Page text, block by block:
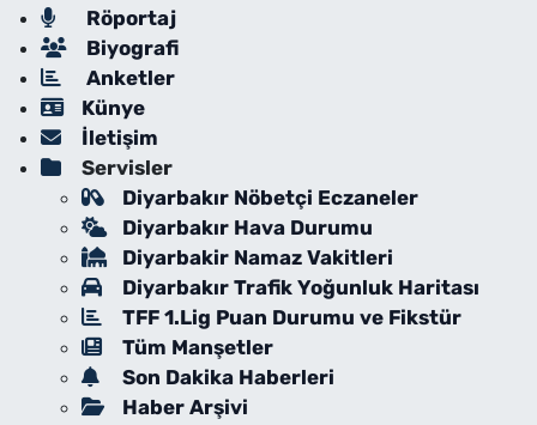
Röportaj
Biyografi
Anketler
Künye
İletişim
Servisler
Diyarbakır Nöbetçi Eczaneler
Diyarbakır Hava Durumu
Diyarbakir Namaz Vakitleri
Diyarbakır Trafik Yoğunluk Haritası
TFF 1.Lig Puan Durumu ve Fikstür
Tüm Manşetler
Son Dakika Haberleri
Haber Arşivi